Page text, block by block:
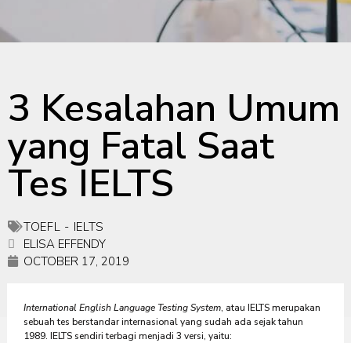
3 Kesalahan Umum
yang Fatal Saat
Tes IELTS
TOEFL - IELTS
ELISA EFFENDY
OCTOBER 17, 2019
International English Language Testing System, atau IELTS merupakan
sebuah tes berstandar internasional yang sudah ada sejak tahun
1989. IELTS sendiri terbagi menjadi 3 versi, yaitu: